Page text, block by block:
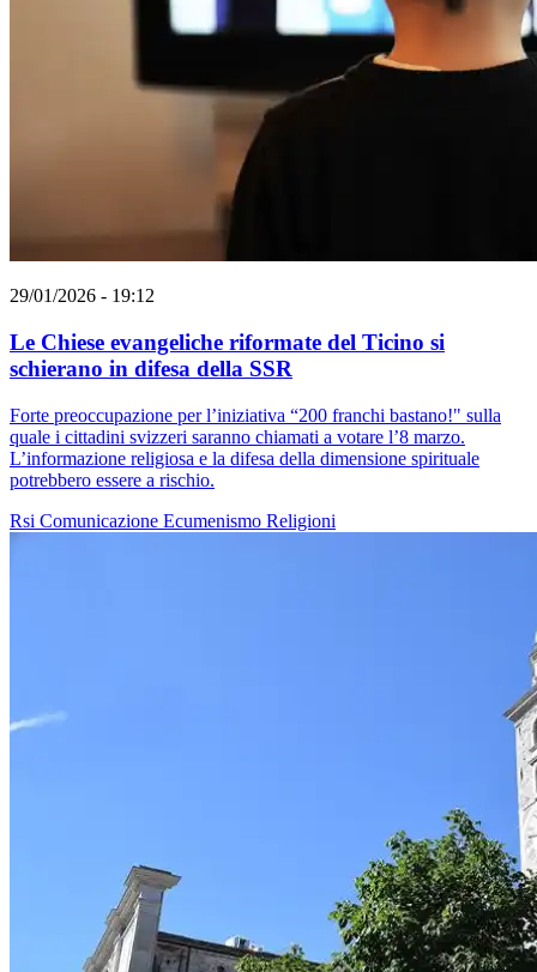
29/01/2026 - 19:12
Le Chiese evangeliche riformate del Ticino si
schierano in difesa della SSR
Forte preoccupazione per l’iniziativa “200 franchi bastano!" sulla
quale i cittadini svizzeri saranno chiamati a votare l’8 marzo.
L’informazione religiosa e la difesa della dimensione spirituale
potrebbero essere a rischio.
Rsi Comunicazione Ecumenismo Religioni